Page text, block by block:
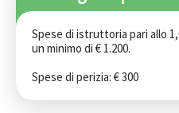
Spese di istruttoria pari allo
un minimo di € 1.200.
Spese di perizia: € 300